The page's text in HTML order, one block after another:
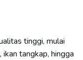
tinggi, mulai
ikan tangkap, hingga